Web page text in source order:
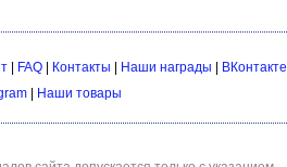
| FAQ| Контакты Наши награды
ВКонтакте
Наши товары